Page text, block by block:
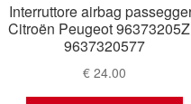
Interruttore airbag
Citroën Peugeot
9637320577
€ 24.00